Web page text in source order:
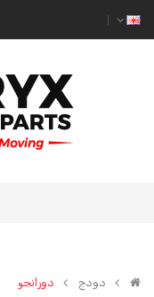
دودج دورانجو